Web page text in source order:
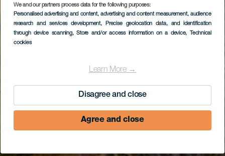
We and our partners process data for the following purposes:
Personalised advertising and content, advertising and content measurement, audience
research and services development, Precise geolocation data, and identification
through device scanning, Store and/or access information on a device, Technical
cookies
Learn More →
Disagree and close
Agree and close